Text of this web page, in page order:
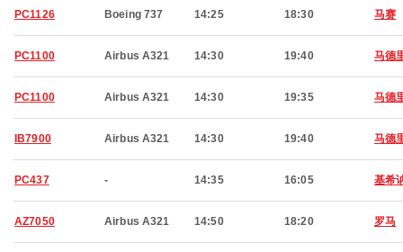
PC1126 Boeing 737 14:25 18:30 马赛
PC1100 Airbus A321 14:30 19:40 马德
PC1100 Airbus A321 14:30 19:35 马德
IB7900 Airbus A321 14:30 19:40 马德
PC437 - 14:35 16:05 基希
AZ7050 Airbus A321 14:50 18:20 罗马